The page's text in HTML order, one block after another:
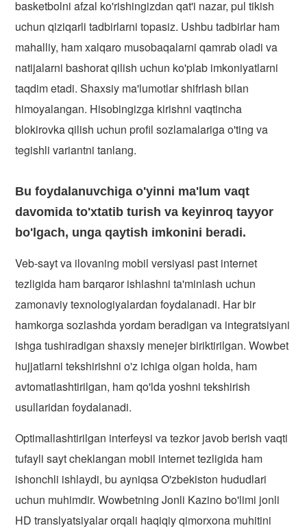
basketbolni afzal ko'rishingizdan qat'i nazar, pul tikish
uchun qiziqarli tadbirlarni topasiz. Ushbu tadbirlar ham
mahalliy, ham xalqaro musobaqalarni qamrab oladi va
natijalarni bashorat qilish uchun ko'plab imkoniyatlarni
taqdim etadi. Shaxsiy ma'lumotlar shifrlash bilan
himoyalangan. Hisobingizga kirishni vaqtincha
blokirovka qilish uchun profil sozlamalariga o'ting va
tegishli variantni tanlang.
Bu foydalanuvchiga o'yinni ma'lum vaqt
davomida to'xtatib turish va keyinroq tayyor
bo'lgach, unga qaytish imkonini beradi.
Veb-sayt va ilovaning mobil versiyasi past internet
tezligida ham barqaror ishlashni ta'minlash uchun
zamonaviy texnologiyalardan foydalanadi. Har bir
hamkorga sozlashda yordam beradigan va integratsiyani
ishga tushiradigan shaxsiy menejer biriktirilgan. Wowbet
hujjatlarni tekshirishni o'z ichiga olgan holda, ham
avtomatlashtirilgan, ham qo'lda yoshni tekshirish
usullaridan foydalanadi.
Optimallashtirilgan interfeysi va tezkor javob berish vaqti
tufayli sayt cheklangan mobil internet tezligida ham
ishonchli ishlaydi, bu ayniqsa O'zbekiston hududlari
uchun muhimdir. Wowbetning Jonli Kazino bo'limi jonli
HD translyatsiyalar orqali haqiqiy qimorxona muhitini